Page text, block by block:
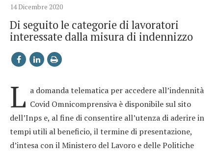
14 Dicembre 2020
Di seguito le categorie di lavoratori
interessate dalla misura di indennizzo
L a domanda telematica per accedere all’indennità
Covid Omnicomprensiva è disponibile sul sito
dell’Inps e, al fine di consentire all’utenza di aderire in
tempi utili al beneficio, il termine di presentazione,
d’intesa con il Ministero del Lavoro e delle Politiche